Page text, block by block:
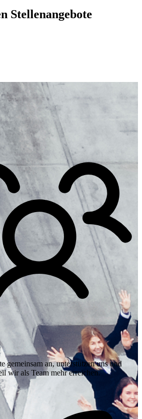
Stellenangebote
gemeinsam an, unterstützen uns und
wir als Team mehr erreichen.